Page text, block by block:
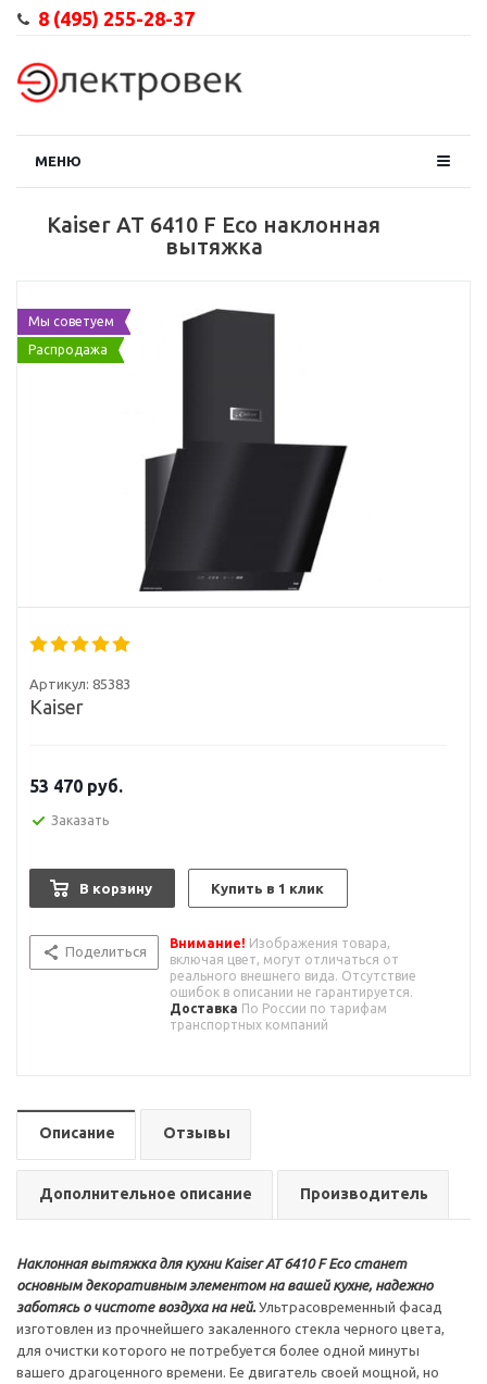
8 (495) 255-28-37
МЕНЮ
Kaiser AT 6410 F Eco наклонная
вытяжка
Мы советуем
Распродажа
Артикул: 85383
Kaiser
53 470 руб.
Заказать
В корзину Купить в 1 клик
Поделиться
Внимание! Изображения товара,
включая цвет, могут отличаться от
реального внешнего вида. Отсутствие
ошибок в описании не гарантируется.
Доставка По России по тарифам
транспортных компаний
Описание Отзывы
Дополнительное описание Производитель
Наклонная вытяжка для кухни Kaiser AT 6410 F Eco станет
основным декоративным элементом на вашей кухне, надежно
заботясь о чистоте воздуха на ней. Ультрасовременный фасад
изготовлен из прочнейшего закаленного стекла черного цвета,
для очистки которого не потребуется более одной минуты
вашего драгоценного времени. Ее двигатель своей мощной, но